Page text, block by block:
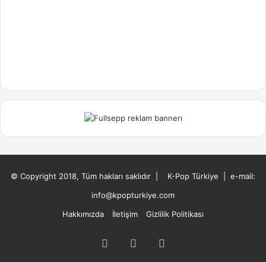
© Copyright 2018, Tüm hakları saklıdır | K-Pop Türkiye | e-mail:
info@kpopturkiye.com
Hakkımızda
İletişim Gizlilik Politikası
Facebook